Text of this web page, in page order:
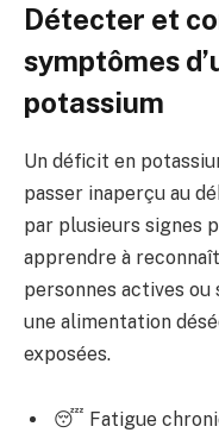
Détecter et
symptômes
potassium
Un déficit en
passer inaperçu au
par plusieurs signes
apprendre à
personnes actives ou
une alimentation
exposées.
😴 Fatigue